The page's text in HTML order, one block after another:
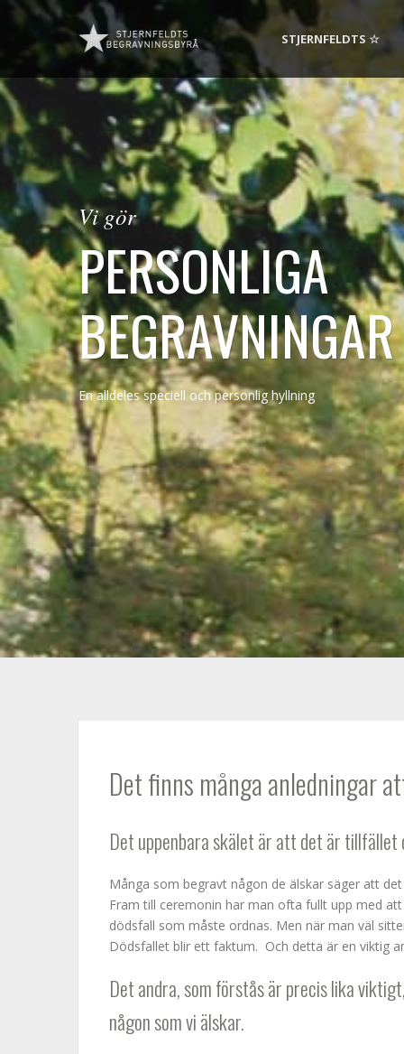
STJERNFELDTS ☆
Vi gör
PERSONLIGA
BEGRAVNINGAR
En alldeles speciell och personlig hyllning
Det finns många anledningar
Det uppenbara skälet är att det är tillfället
Många som begravt någon de älskar säger att
Fram till ceremonin har man ofta fullt upp med
dödsfall som måste ordnas. Men när man väl
Dödsfallet blir ett faktum. Och detta är en viktig
Det andra, som förstås är precis lika
någon som vi älskar.